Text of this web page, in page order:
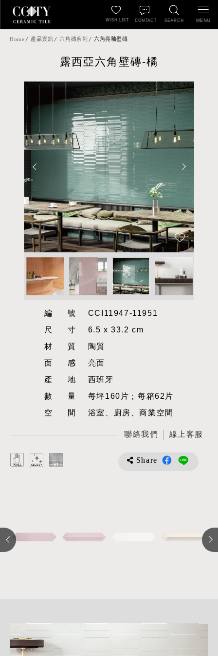
SEARCH
WISH LIST CONTACT MENU
Home 產品資訊 六角磚系列 六角亮釉壁磚
露西亞六角壁磚-橘
編號CCI11947-11951
尺寸6.5 x 33.2 cm
材質陶質
面感亮面
產地西班牙
數量每坪160片；每箱62片
空間浴室、廚房、商業空間
聯絡我們 線上客服
Share
詳
細